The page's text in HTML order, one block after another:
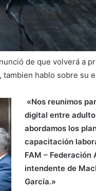
de que volverá a
hablo sobre su
«Nos reunimos
digital entre
abordamos los
capacitación
FAM –
intendente de
García.»